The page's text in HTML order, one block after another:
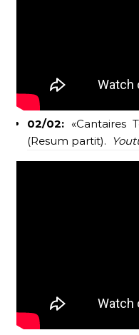
02/02: «Cantaires
(Resum partit).